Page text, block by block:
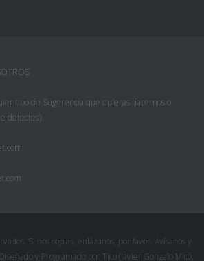
tipo de Sugerencia que quieras hacernos o
detectes):
Si nos copias, enlázanos, por favor. Avísanos y
y Programado por Tico (Javier Gonzalo Micó,